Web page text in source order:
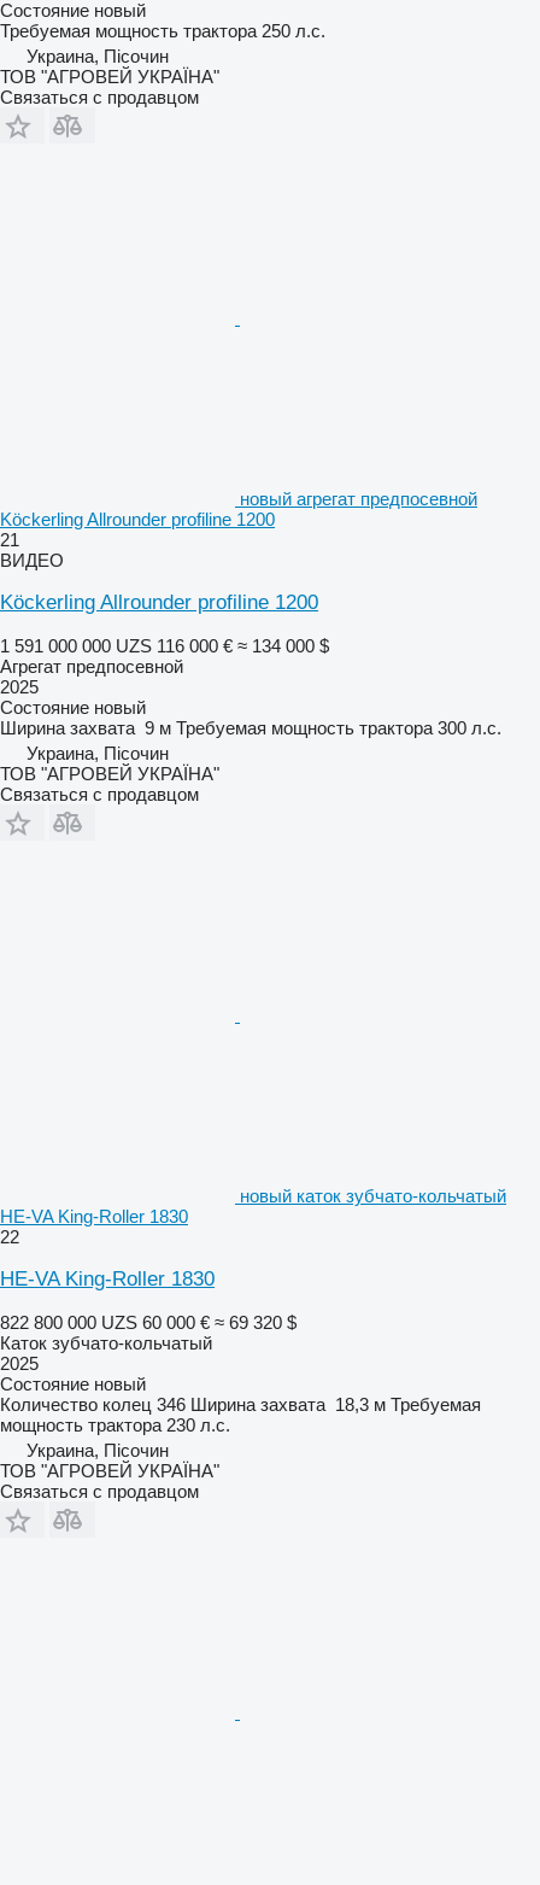
Состояние новый
Требуемая мощность трактора 250 л.с.
Украина, Пісочин
ТОВ "АГРОВЕЙ УКРАЇНА"
Связаться с продавцом
новый агрегат предпосевной
Köckerling Allrounder profiline 1200
21
ВИДЕО
Köckerling Allrounder profiline 1200
1 591 000 000 UZS 116 000 € ≈ 134 000 $
Агрегат предпосевной
2025
Состояние новый
Ширина захвата 9 м Требуемая мощность трактора 300 л.с.
Украина, Пісочин
ТОВ "АГРОВЕЙ УКРАЇНА"
Связаться с продавцом
новый каток зубчато-кольчатый
HE-VA King-Roller 1830
22
HE-VA King-Roller 1830
822 800 000 UZS 60 000 € ≈ 69 320 $
Каток зубчато-кольчатый
2025
Состояние новый
Количество колец 346 Ширина захвата 18,3 м Требуемая
мощность трактора 230 л.с.
Украина, Пісочин
ТОВ "АГРОВЕЙ УКРАЇНА"
Связаться с продавцом